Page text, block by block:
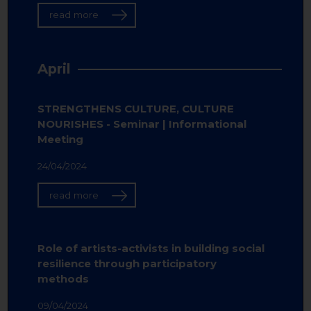
read more
April
STRENGTHENS CULTURE, CULTURE
NOURISHES - Seminar | Informational
Meeting
24/04/2024
read more
Role of artists-activists in building social
resilience through participatory
methods
09/04/2024